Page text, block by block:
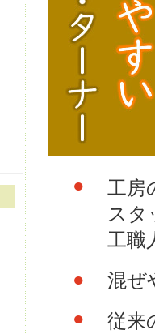
●
工房
スタ
工職
●
混ぜ
●
従来